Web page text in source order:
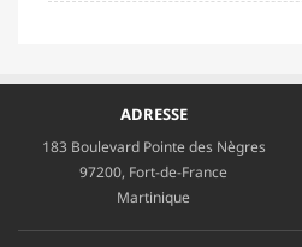
ADRESSE
183 Boulevard Pointe des Nègres
97200, Fort-de-France
Martinique